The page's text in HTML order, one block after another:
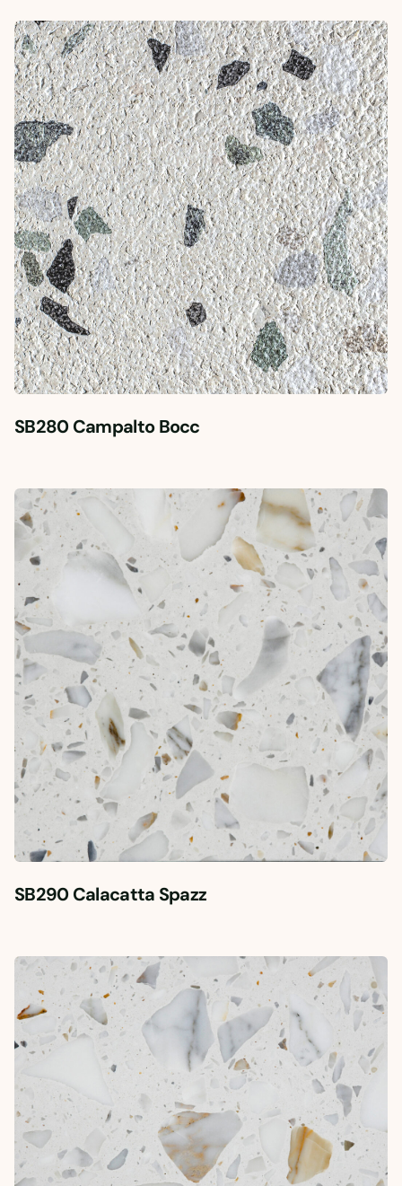
SB280 Campalto Bocc
SB290 Calacatta Spazz